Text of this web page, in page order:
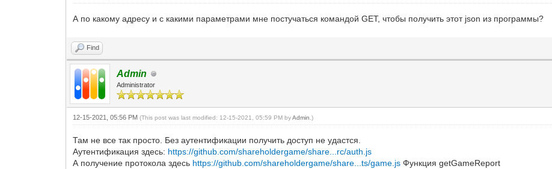
А по какому адресу и с какими параметрами мне постучаться командой GET, чтобы получить этот json из программы?
Find
Admin
Administrator
12-15-2021, 05:56 PM(This post was last modified: 12-15-2021, 05:59 PM byAdmin .)
Там не все так просто. Без аутентификации получить доступ не удастся.
Аутентификация здесь: https://github.com/shareholdergame/share...rc/auth.js
А получение протокола здесь https://github.com/shareholdergame/share...ts/game.js Функция getGameReport